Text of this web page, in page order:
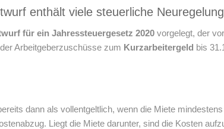
enthält viele steuerliche
für ein Jahressteuergesetz 2020 vorgelegt, der
Arbeitgeberzuschüsse zum Kurzarbeitergeld bis
dann als vollentgeltlich, wenn die Miete mindestens
Liegt die Miete darunter, sind die Kosten